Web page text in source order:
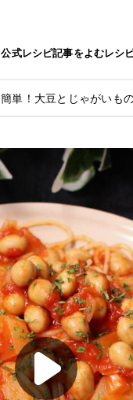
公式レシピ記事をよむレシ
簡単！大豆とじゃがいも